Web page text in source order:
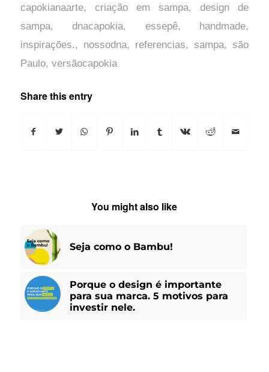
capokianaarte, criação em sampa,design de
sampa,dnacapokia, essepê, handmade,
inspirações., nossodna, referencias, sampa, são
Paulo, versãocapokia
Share this entry
You might also like
Seja como o Bambu!
Porque o design é importante
para sua marca. 5 motivos para
investir nele.